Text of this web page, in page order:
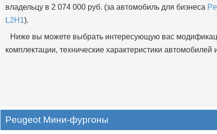
владельцу в 2 074 000 руб. (за автомобиль для бизнеса
L2H1).
Ниже вы можете выбрать интересующую вас
комплектации, технические характеристики
Peugeot Мини-фургоны